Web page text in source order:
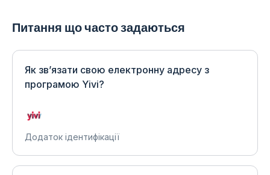
Питання що часто задаються
Як зв’язати свою електронну адресу з
програмою Yivi?
Додаток ідентифікації